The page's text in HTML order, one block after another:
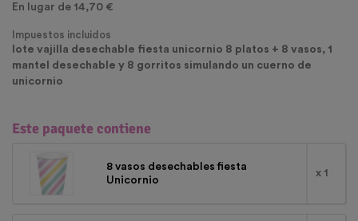
En lugar de 14,70 €
Impuestos incluidos
lote vajilla desechable fiesta unicornio 8 platos + 8 vasos, 1
mantel desechable y 8 gorritos simulando un cuerno de
unicornio
Este paquete contiene
8 vasos desechables fiesta
Unicornio
x 1